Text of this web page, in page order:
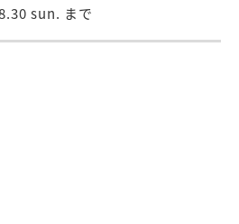
sun. まで